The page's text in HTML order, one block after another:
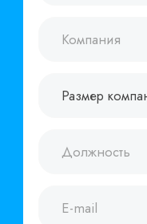
© ООО «Поток», 2026. Все
ИНН 7713444724